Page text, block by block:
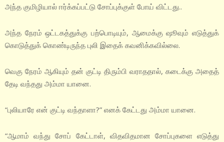
அந்த குமிழியால் ஈர்க்கப்பட்டு சோப்புக்குள் போய் விட்டது..
அந்த நேரம் ஒட்டகத்துக்கு பற்பொடியும், ஆமைக்கு ஷூவும் எடுத்துக்
கொடுத்துக் கொண்டிருந்த புலி இதைக் கவனிக்கவில்லை.
வெகு நேரம் ஆகியும் தன் குட்டி திரும்பி வராததால், கடைக்கு அதைத்
தேடி வந்தது அம்மா யானை.
“புலியாரே என் குட்டி வந்தாளா?” எனக் கேட்டது அம்மா யானை.
“ஆமாம் வந்து சோப் கேட்டாள், விதவிதமான சோப்புகளை எடுத்து